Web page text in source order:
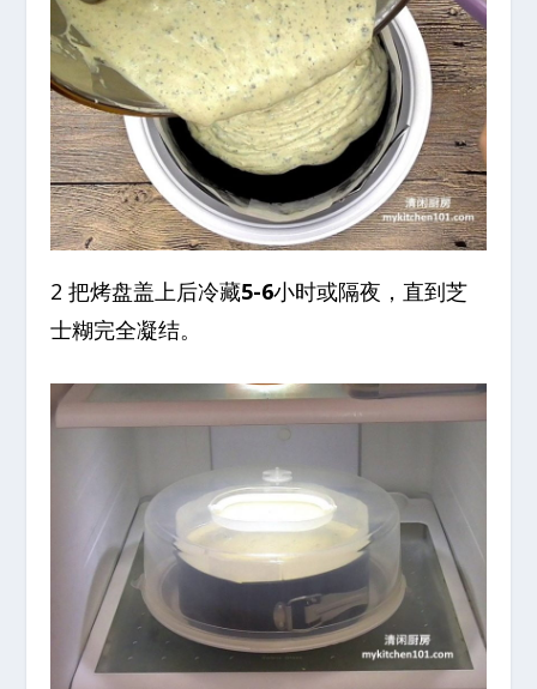
2 把烤盘盖上后冷藏5-6小时或隔夜，直到芝
士糊完全凝结。